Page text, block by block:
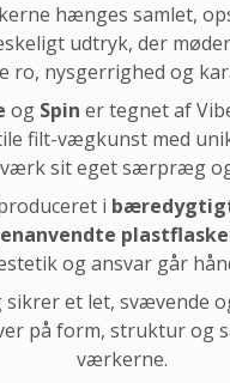
hænges samlet,
udtryk, der
ro, nysgerrighed og
og Spin er tegnet af
filt-vægkunst med
sit eget særpræg
i
og ansvar går
sikrer et let, svævende
på form, struktur og
værkerne.